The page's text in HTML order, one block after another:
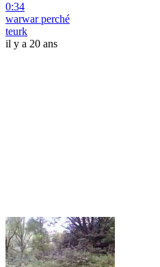
0:34
warwar perché
teurk
il y a 20 ans